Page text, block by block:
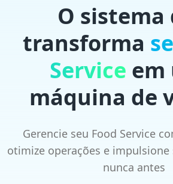
Planos Varejo
Corporativo / Enterprise
Parceiros
Sobre CPlug
Hub de Delivery
Mesas e Comandas
Autoatendimento
O sistema
transforma
Service em
máquina de
Gerencie seu Food Service
otimize operações e
nunca antes